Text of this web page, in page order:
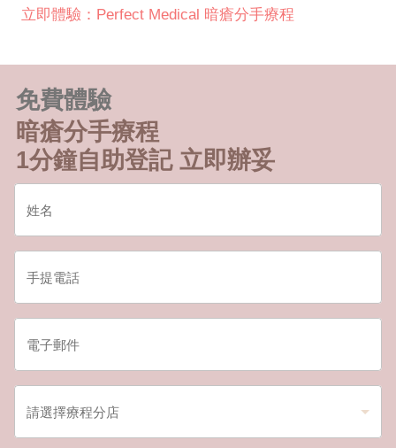
立即體驗：Perfect Medical 暗瘡分手療程
免費體驗
暗瘡分手療程
1分鐘自助登記 立即辦妥